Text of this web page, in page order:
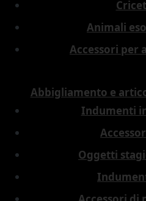
Animali
Accessori per
Abbigliamento e
Indumenti
Oggetti